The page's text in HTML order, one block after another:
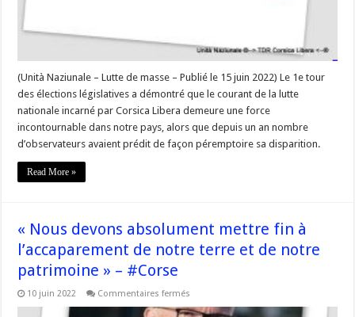
(Unità Naziunale – Lutte de masse – Publié le 15 juin 2022) Le 1e tour
des élections législatives a démontré que le courant de la lutte
nationale incarné par Corsica Libera demeure une force
incontournable dans notre pays, alors que depuis un an nombre
d’observateurs avaient prédit de façon péremptoire sa disparition.
Read More »
« Nous devons absolument mettre fin à
l’accaparement de notre terre et de notre
patrimoine » – #Corse
10 juin 2022 Commentaires fermés
devons